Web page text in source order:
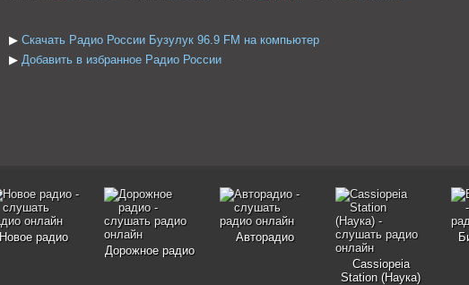
▶ Скачать Радио России Бузулук 96.9 FM на компьютер
▶ Добавить в избранное Радио России
Новое радио
Дорожное радио
Авторадио
Cassiopeia
Station (Наука)